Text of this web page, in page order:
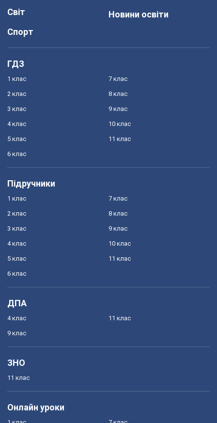
Світ
Спорт
Новини освіти
ГДЗ
1 клас
2 клас
3 клас
4 клас
5 клас
6 клас
7 клас
8 клас
9 клас
10 клас
11 клас
Підручники
1 клас
2 клас
3 клас
4 клас
5 клас
6 клас
7 клас
8 клас
9 клас
10 клас
11 клас
ДПА
4 клас
9 клас
11 клас
ЗНО
11 клас
Онлайн уроки